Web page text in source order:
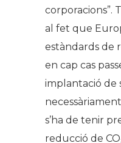
corporacions”.
al fet que
estàndards de
en cap cas
implantació de
s’ha de tenir
reducció de